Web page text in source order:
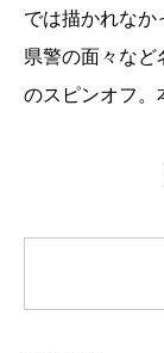
では描かれなか
県警の面々など
のスピンオフ。